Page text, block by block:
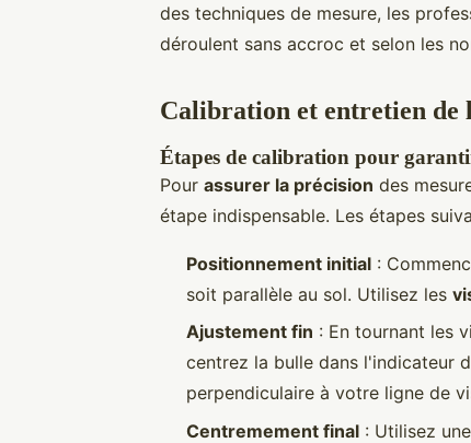
des techniques de mesure, les
déroulent sans accroc et selon les
Calibration et entretien de
Étapes de calibration pour
Pour assurer la précision des
étape indispensable. Les étapes
Positionnement initial :
soit parallèle au sol. Utilisez les
Ajustement fin : En tournant les
centrez la bulle dans l'indicateur
perpendiculaire à votre ligne de
Centremement final : Utilisez